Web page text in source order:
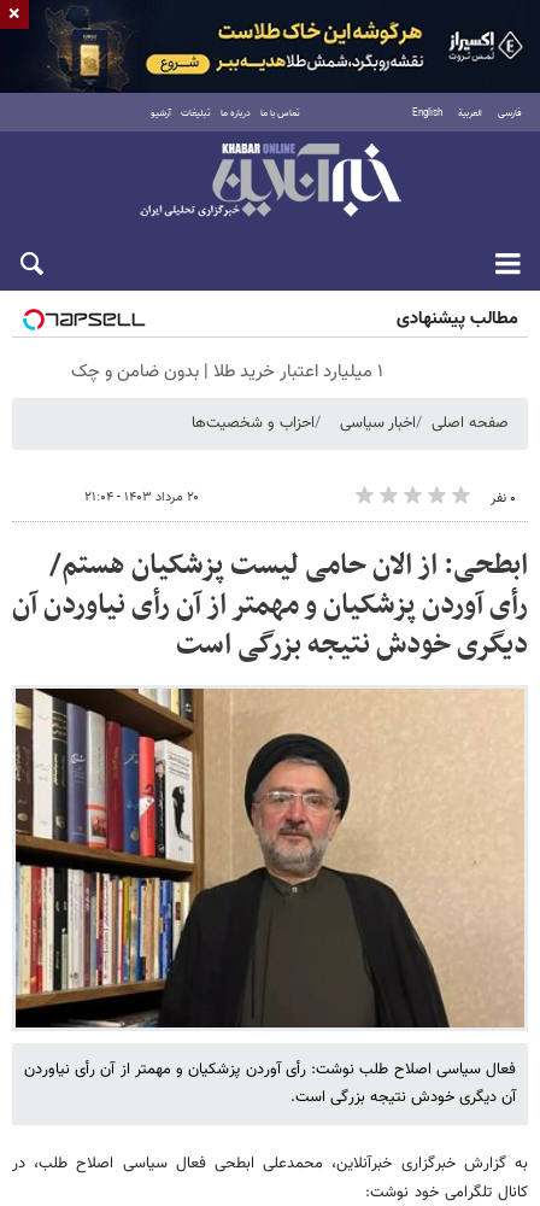
فارسی العربية English تماس با ما درباره ما تبلیغات آرشیو
شنبه ۱۷ مرداد ۱۴۰۵
مطالب پیشنهادی
۱ میلیارد اعتبار خرید طلا | بدون ضامن و چک
صفحه اصلی اخبار سیاسی احزاب و شخصیت‌ها
۰ نفر ۲۰ مرداد ۱۴۰۳ - ۲۱:۰۴
ابطحی: از الان حامی لیست پزشکیان هستم/
رأی آوردن پزشکیان و مهمتر از آن رأی نیاوردن آن
دیگری خودش نتیجه بزرگی است
فعال سیاسی اصلاح طلب نوشت: رأی آوردن پزشکیان و مهمتر از آن رأی نیاوردن
آن دیگری خودش نتیجه بزرگی است.
به گزارش خبرگزاری خبرآنلاین، محمدعلی ابطحی فعال سیاسی اصلاح طلب، در
کانال تلگرامی خود نوشت:
×